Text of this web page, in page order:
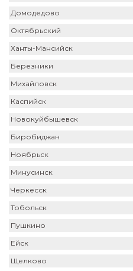
Домодедово
Октябрьский
Ханты-Мансийск
Березники
Михайловск
Каспийск
Новокуйбышевск
Биробиджан
Ноябрьск
Минусинск
Черкесск
Тобольск
Пушкино
Ейск
Щелково